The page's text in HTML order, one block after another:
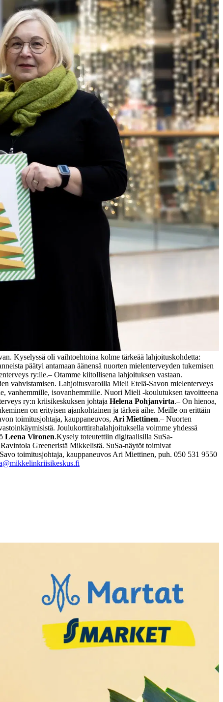
Kyselyssä oli vaihtoehtoina kolme tärkeää lahjoituskohdetta:
päätyi antamaan äänensä nuorten mielenterveyden tukemisen
ry:lle.– Otamme kiitollisena lahjoituksen vastaan.
vahvistamisen. Lahjoitusvaroilla Mieli Etelä-Savon mielenterveys
vanhemmille, isovanhemmille. Nuori Mieli -koulutuksen tavoitteena
ry:n kriisikeskuksen johtaja Helena Pohjanvirta.– On hienoa,
on erityisen ajankohtainen ja tärkeä aihe. Meille on erittäin
toimitusjohtaja, kauppaneuvos, Ari Miettinen.– Nuorten
Joulukorttirahalahjoituksella voimme yhdessä
Leena Vironen.Kysely toteutettiin digitaalisilla SuSa-
Greeneristä Mikkelistä. SuSa-näytöt toimivat
toimitusjohtaja, kauppaneuvos Ari Miettinen, puh. 050 531 9550